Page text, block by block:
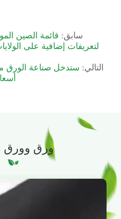
سابق: قائمة الصين
لتعريفات إضافية على
التالي: ستدخل صناعة الورق
ورق وورق